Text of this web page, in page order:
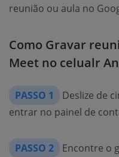
reunião ou aula no
Como Gravar
Meet no celualr
PASSO 1
Deslize de
entrar no painel de
PASSO 2
Encontre o